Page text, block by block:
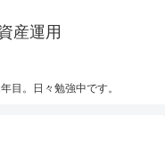
産運用
目。日々勉強中です。